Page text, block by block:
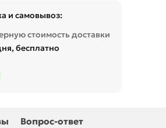
и самовывоз:
стоимость доставки
бесплатно
Вопрос-ответ